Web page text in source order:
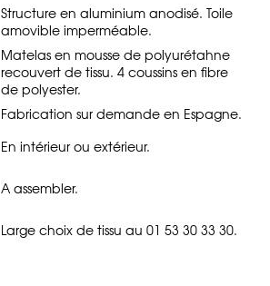
Structure en aluminium anodisé. Toile
amovible imperméable.
Matelas en mousse de polyurétahne
recouvert de tissu. 4 coussins en fibre
de polyester.
Fabrication sur demande en Espagne.
En intérieur ou extérieur.
A assembler.
Large choix de tissu au 01 53 30 33 30.